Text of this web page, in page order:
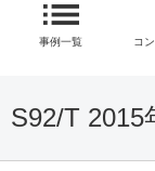
事例一覧 コ
S92/T 2015